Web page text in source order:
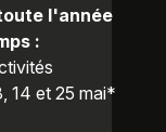
l'année
:
14 et 25 mai*